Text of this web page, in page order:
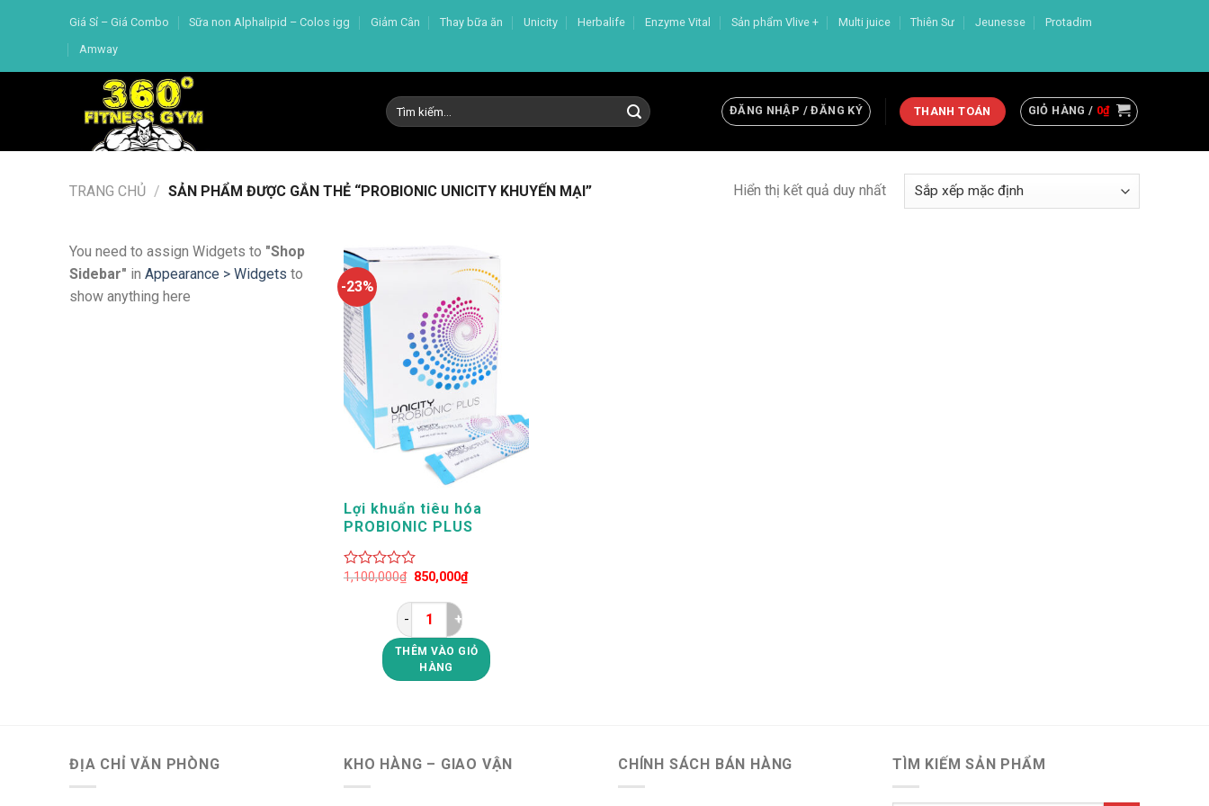
Giá Sỉ – Giá Combo Sữa non Alphalipid – Colos igg Giảm Cân Thay bữa ăn Unicity Herbalife Enzyme Vital Sản phẩm Vlive + Multi juice Thiên Sư Jeunesse
Protadim
Amway
Tìm
kiếm:
ĐĂNG NHẬP / ĐĂNG KÝ THANH TOÁN GIỎ HÀNG / 0₫
TRANG CHỦ / SẢN PHẨM ĐƯỢC GẮN THẺ “PROBIONIC UNICITY KHUYẾN MẠI” Hiển thị kết quả duy nhất
You need to assign Widgets to "Shop
Sidebar" in Appearance > Widgets to
show anything here
-23%
Lợi khuẩn tiêu hóa
PROBIONIC PLUS
0
1,100,000₫ Giá
là:
1,100,000₫.
850,000₫Giá
hiện
Lợi khuẩn tiêu hóa PROBIONIC PLUS Unicity số lượng
THÊM VÀO GIỎ
HÀNG
ĐỊA CHỈ VĂN PHÒNG KHO HÀNG – GIAO VẬN CHÍNH SÁCH BÁN HÀNG TÌM KIẾM SẢN PHẨM